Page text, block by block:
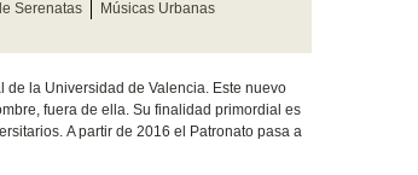
Serenatas
Músicas Urbanas
la Universidad de Valencia. Este nuevo
fuera de ella. Su finalidad primordial es
A partir de 2016 el Patronato pasa a